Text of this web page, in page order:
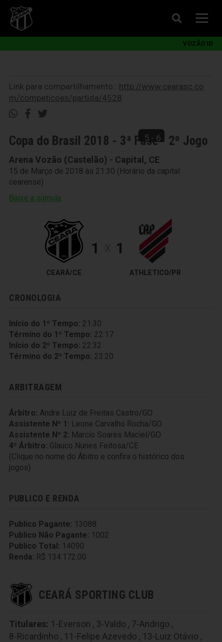
VOZÃO ID
Link para compartilhamento:: http://www.cearasc.co
m/competicoes/partida/4528
Copa do Brasil 2018 - 3ª Fase - 2º Jogo
Arena Vozão (Castelão) - Capital, CE
15 de Março de 2018 às 21:30 (Horário da capital
cearense)
Baixe a súmula
CEARÁ/CE
1 1
5 - 6
ATHLETICO/PR
CRONOLOGIA
Início do 1º Tempo: 21:30
Término do 1º Tempo: 22:17
Início do 2º Tempo: 22:32
Término do 2º Tempo: 23:20
ARBITRAGEM
Árbitro: Andre Luiz de Freitas Castro/GO
Assistente Nº 1: Leone Carvalho Rocha/GO
Assistente Nº 2: Marcio Soares Maciel/GO
4º Árbitro: Glauco Nunes Feitosa/CE
(Clique no nome do Ábitro e confira o histórico dos
jogos)
PUBLICO E RENDA
Publico Pagante: 13088
Publico Não Pagante: 1002
Publico Total: 14090
Renda: R$ 134.172.00
CEARÁ SPORTING CLUB
Titulares: 1-Everson , 3-Valdo , 7-Andrigo ,
8-Ricardinho , 11-Felipe Azevedo , 13-Luiz Otávio ,